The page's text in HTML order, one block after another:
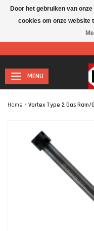
Let op: I.v.m. de
MENU
Home / Vortex Type 2 Gas Ram/
Door het gebruiken van
cookies om onze website